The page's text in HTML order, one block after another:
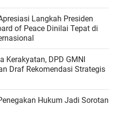
Langkah Presiden
of Peace Dinilai Tepat di
Kerakyatan, DPD GMNI
Draf Rekomendasi Strategis
Hukum Jadi Sorotan